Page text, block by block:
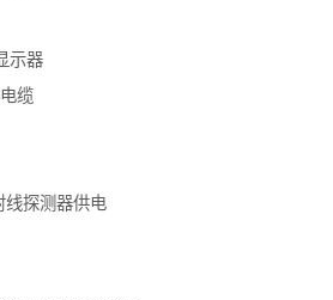
示器
缆
探测器供电